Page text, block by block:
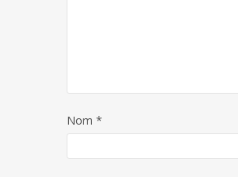
Nom *